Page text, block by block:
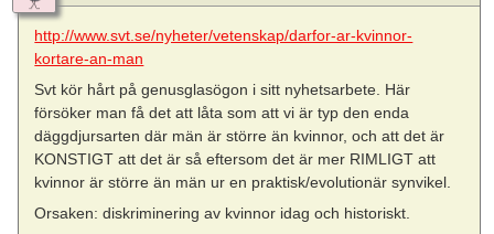
http://www.svt.se/nyheter/vetenskap/darfor-ar-kvinnor-
kortare-an-man
Svt kör hårt på genusglasögon i sitt nyhetsarbete. Här
försöker man få det att låta som att vi är typ den enda
däggdjursarten där män är större än kvinnor, och att det är
KONSTIGT att det är så eftersom det är mer RIMLIGT att
kvinnor är större än män ur en praktisk/evolutionär synvikel.
Orsaken: diskriminering av kvinnor idag och historiskt.